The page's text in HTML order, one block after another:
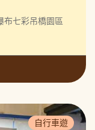
布七彩吊橋園區
自行車遊